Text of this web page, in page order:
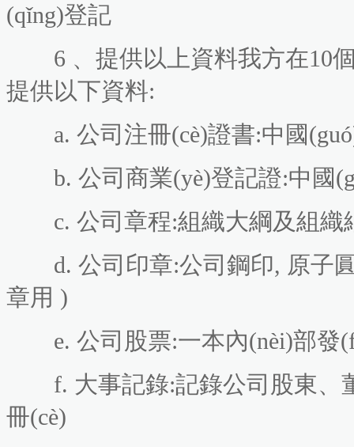
(qǐng)登記
6 、提供以上資料我方在10
提供以下資料:
a. 公司注冊(cè)證書:中國
b. 公司商業(yè)登記證:中國
c. 公司章程:組織大綱及組織
d. 公司印章:公司鋼印, 原子
章用 )
e. 公司股票:一本內(nèi)部發
f. 大事記錄:記錄公司股東
冊(cè)